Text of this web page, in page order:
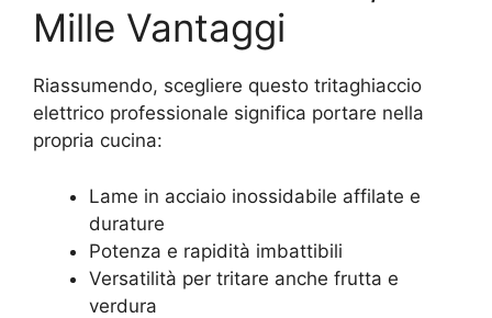
Mille Vantaggi
Riassumendo, scegliere questo tritaghiaccio
elettrico professionale significa portare nella
propria cucina:
Lame in acciaio inossidabile affilate e
durature
Potenza e rapidità imbattibili
Versatilità per tritare anche frutta e
verdura